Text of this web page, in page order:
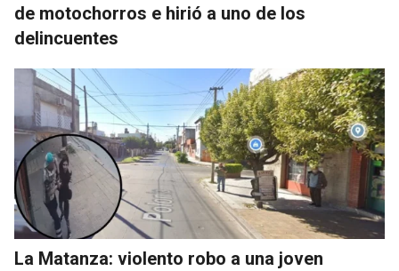
de motochorros e hirió a uno de los
delincuentes
La Matanza: violento robo a una joven